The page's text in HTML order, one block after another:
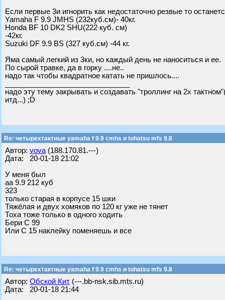
Если первые 3и игнорить как недостаточно резвые то
Yamaha F 9.9 JMHS (232куб.см)- 40кг.
Honda BF 10 DK2 SHU(222 куб. см)
-42кг.
Suzuki DF 9.9 BS (327 куб.см) -44 кг.
Яма самый легкий из 3ки, но каждый день не наноситься и ее.
По сырой травке, да в горку ....не..
надо так чтобы квадратное катать не пришлось....
надо эту тему закрывать и создавать "троллинг на 2х
итд...) ;D
Re: четырехтактные yamaha f 9.9 cmhs и tohatsu mfs 9.8
Автор: vova (188.170.81.---)
Дата: 20-01-18 21:02
У меня был
аа 9.9 212 куб
323
только старая в корпусе 15 шки
Тяжёлая и двух хомяков по 120 кг уже не тянет
Тоха тоже только в одного ходить
Бери С 99
Или С 15 наклейку поменяешь и все
Re: четырехтактные yamaha f 9.9 cmhs и tohatsu mfs 9.8
Автор: Обской Кит (---.bb-nsk.sib.mts.ru)
Дата: 20-01-18 21:44